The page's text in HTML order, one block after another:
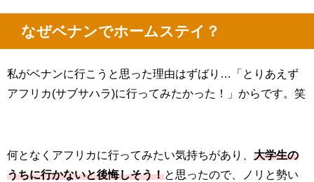
なぜベナンでホームステイ？
私がベナンに行こうと思った理由はずばり…「とりあえず
アフリカ(サブサハラ)に行ってみたかった！」からです。笑
何となくアフリカに行ってみたい気持ちがあり、 大学生の
うちに行かないと後悔しそう！と思ったので、ノリと勢い